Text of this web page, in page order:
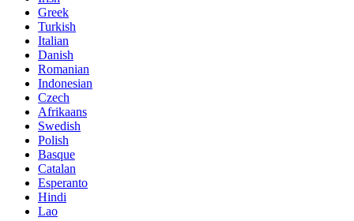
Greek
Turkish
Italian
Danish
Romanian
Indonesian
Czech
Afrikaans
Swedish
Polish
Basque
Catalan
Esperanto
Hindi
Lao